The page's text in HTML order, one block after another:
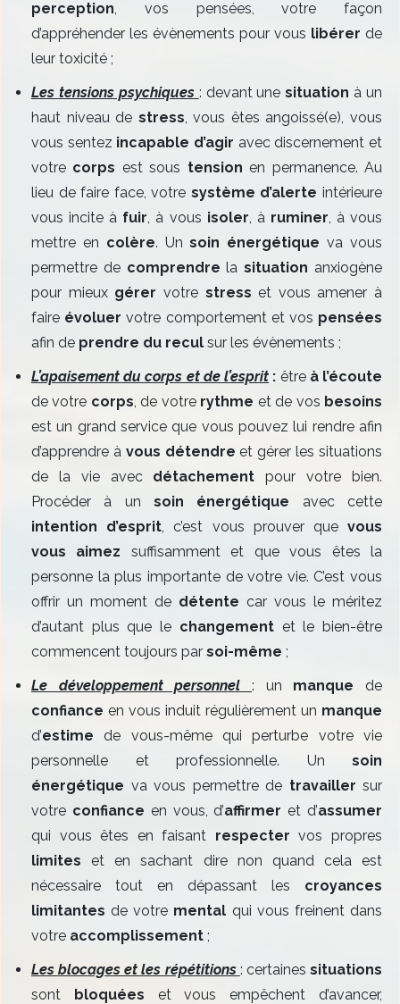
perception, vos pensées, votre façon
d’appréhender les évènements pour vous libérer de
leur toxicité ;
Les tensions psychiques : devant unesituation à un
haut niveau de stress, vous êtes angoissé(e), vous
vous sentez incapable d’agir avec discernement et
votre corps est sous tensionen permanence. Au
lieu de faire face, votre système d’alerteintérieure
vous incite à fuir, à vous isoler, à ruminer, à vous
mettre en colère. Unsoin énergétique va vous
permettre de comprendre lasituation anxiogène
pour mieux gérer votre stress et vous amener à
faire évoluer votre comportement et vos pensées
afin de prendre du recul sur les évènements ;
L’apaisement du corps et de l’esprit : être à l’écoute
de votre corps, de votre rythme et de vos besoins
est un grand service que vous pouvez lui rendre afin
d’apprendre à vous détendre et gérer les situations
de la vie avec détachementpour votre bien.
Procéder à un soin énergétique avec cette
intention
d’esprit, c’est vous prouver quevous
vous aimez suffisamment et que vous êtes la
personne la plus importante de votre vie. C’est vous
offrir un moment de détente car vous le méritez
d’autant plus que le changementet le bien-être
commencent toujours par soi-même ;
Le développement personnel : un manque de
confiance en vous induit régulièrement un manque
d’estime de vous-même qui perturbe votre vie
personnelle et professionnelle. Un soin
énergétique va vous permettre de travailler sur
votre confiance en vous, d’affirmer et d’assumer
qui vous êtes en faisant respecter vos propres
limites et en sachant dire non quand cela est
nécessaire tout en dépassant les croyances
limitantes de votre mental qui vous freinent dans
votre accomplissement ;
Les blocages et les répétitions : certainessituations
sont bloquées et vous empêchent d’avancer,